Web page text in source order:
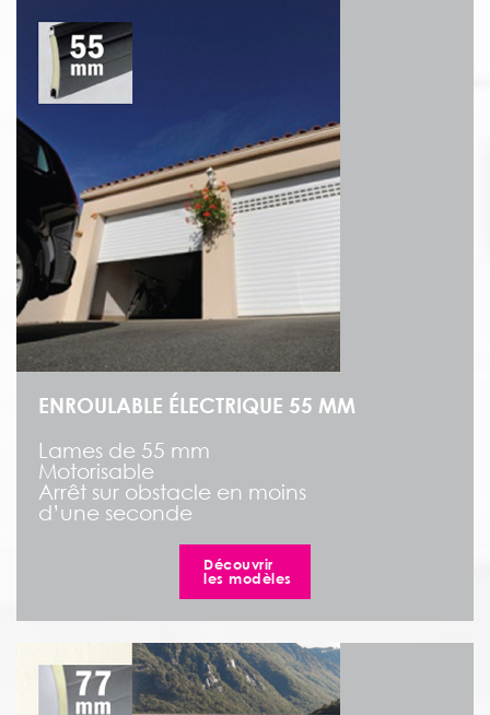
ENROULABLE ÉLECTRIQUE 55 MM
Lames de 55 mm
Motorisable
Arrêt sur obstacle en moins
d’une seconde
Découvrir
les modèles